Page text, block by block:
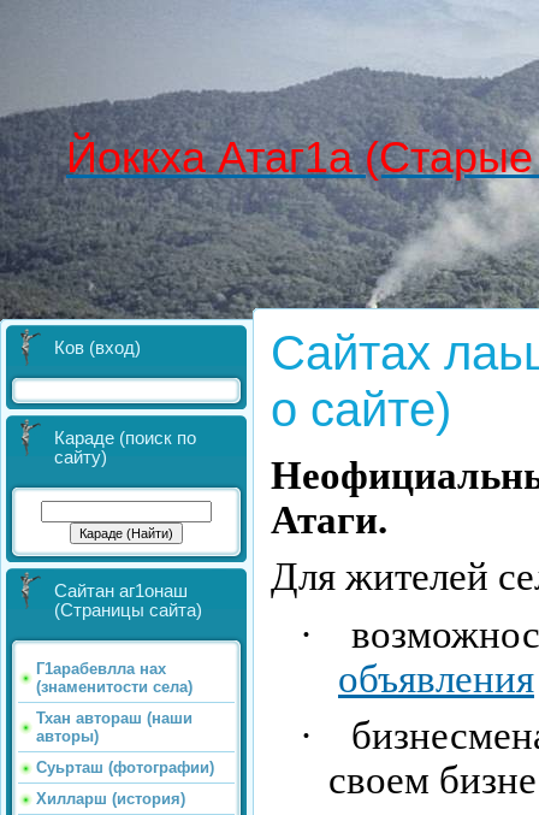
Йоккха Атаг1а
Ков (вход)
Караде (поиск по
сайту)
Сайтан аг1онаш
(Страницы сайта)
Г1арабевлла нах
(знаменитости села)
Тхан автораш (наши
авторы)
Суьрташ (фотографии)
Хилларш (история)
Сайтах
о сайте)
Атаги.
Для жителей
·
объявления
·
своем